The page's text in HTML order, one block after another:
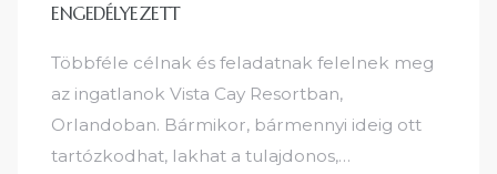
ENGEDÉLYEZETT
Többféle célnak és feladatnak felelnek meg
az ingatlanok Vista Cay Resortban,
Orlandoban. Bármikor, bármennyi ideig ott
tartózkodhat, lakhat a tulajdonos,…